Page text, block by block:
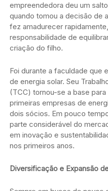
empreendedora deu um
quando tomou a decisão de
fez amadurecer
responsabilidade de
criação do filho.
Foi durante a faculdade que
de energia solar. Seu
(TCC) tornou-se a base
primeiras empresas de
dois sócios. Em pouco
parte considerável do
em inovação e
nos primeiros anos.
Diversificação e Expansão